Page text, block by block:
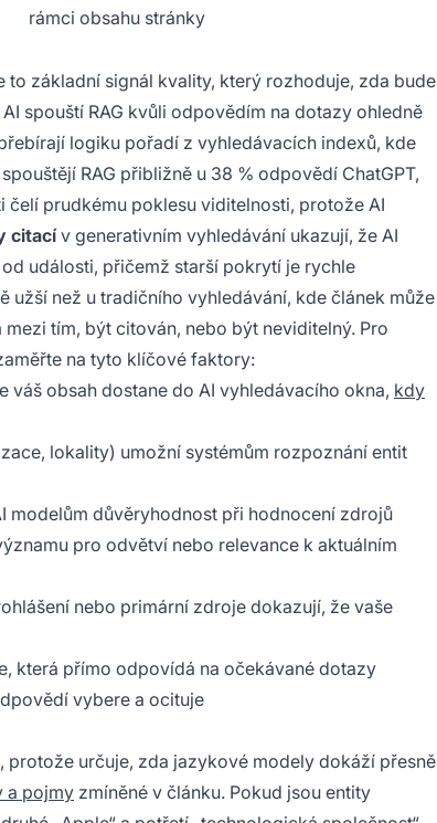
rámci obsahu stránky
základní signál kvality, který rozhoduje, zda bude
spouští RAG kvůli odpovědím na dotazy ohledně
logiku pořadí z vyhledávacích indexů, kde
spouštějí RAG přibližně u 38 % odpovědí ChatGPT,
prudkému poklesu viditelnosti, protože AI
citacív generativním vyhledávání ukazují, že AI
události, přičemž starší pokrytí je rychle
užší než u tradičního vyhledávání, kde článek může
tím, být citován, nebo být neviditelný. Pro
na tyto klíčové faktory:
váš obsah dostane do AI vyhledávacího okna, kdy
lokality) umožní systémům rozpoznání entit
modelům důvěryhodnost při hodnocení zdrojů
pro odvětví nebo relevance k aktuálním
nebo primární zdroje dokazují, že vaše
která přímo odpovídá na očekávané dotazy
vybere a ocituje
určuje, zda jazykové modely dokáží přesně
a pojmy zmíněné v článku. Pokud jsou entity